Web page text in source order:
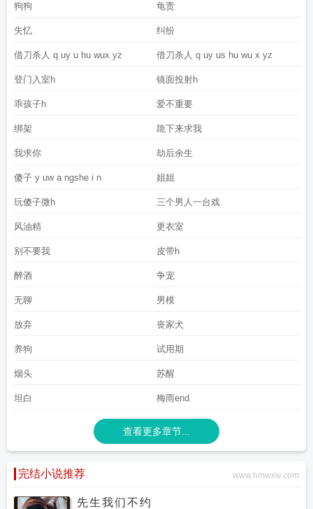
狗狗 龟责
失忆 纠纷
借刀杀人 q uy u hu wux yz 借刀杀人 q uy us hu wu x yz
登门入室h 镜面投射h
乖孩子h 爱不重要
绑架 跪下来求我
我求你 劫后余生
傻子 y uw a ngshe i n 姐姐
玩傻子微h 三个男人一台戏
风油精 更衣室
别不要我 皮带h
醉酒 争宠
无聊 男模
放弃 丧家犬
养狗 试用期
烟头 苏醒
坦白 梅雨end
查看更多章节...
完结小说推荐 www.hmwxw.com
先生我们不约